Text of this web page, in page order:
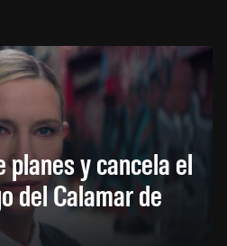
y cancela el
del Calamar de